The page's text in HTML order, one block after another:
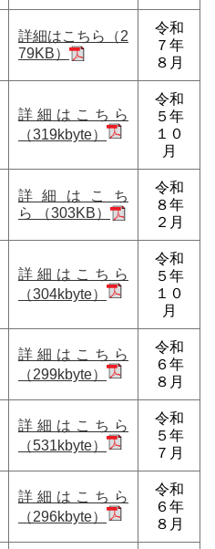
詳細はこちら（2
79KB）
令和
７年
８月
詳細はこちら
（319kbyte）
令和
５年
１０
月
詳細はこち
ら （303KB）
令和
８年
２月
詳細はこちら
（304kbyte）
令和
５年
１０
月
詳細はこちら
（299kbyte）
令和
６年
８月
詳細はこちら
（531kbyte）
令和
５年
７月
詳細はこちら
（296kbyte）
令和
６年
８月